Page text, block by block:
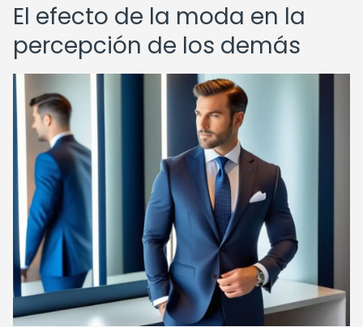
El efecto de la moda en la
percepción de los demás